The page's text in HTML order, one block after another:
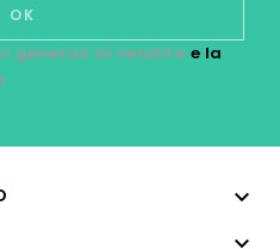
generali di vendita e la
